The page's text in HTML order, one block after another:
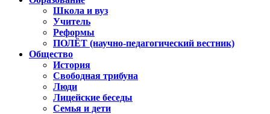
Школа и вуз
Учитель
Реформы
ПОЛЁТ (научно-педагогический вестник)
Общество
История
Свободная трибуна
Люди
Лицейские беседы
Семья и дети